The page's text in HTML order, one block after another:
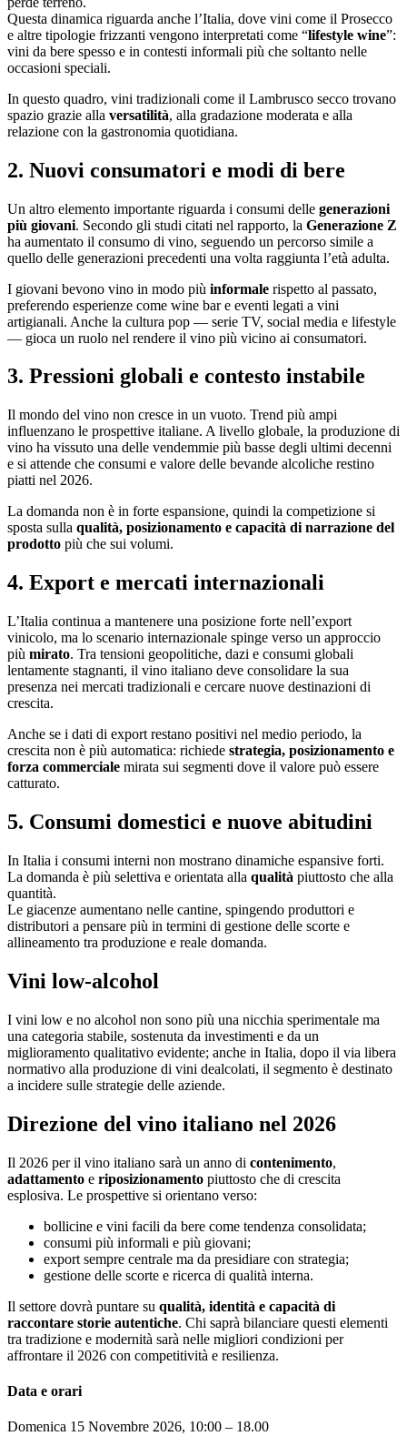
Questa dinamica riguarda anche l’Italia, dove vini come il Prosecco
e altre tipologie frizzanti vengono interpretati come “lifestyle wine”:
vini da bere spesso e in contesti informali più che soltanto nelle
occasioni speciali.
In questo quadro, vini tradizionali come il Lambrusco secco trovano
spazio grazie alla versatilità, alla gradazione moderata e alla
relazione con la gastronomia quotidiana.
2. Nuovi consumatori e modi di bere
Un altro elemento importante riguarda i consumi delle generazioni
più giovani. Secondo gli studi citati nel rapporto, la Generazione Z
ha aumentato il consumo di vino, seguendo un percorso simile a
quello delle generazioni precedenti una volta raggiunta l’età adulta.
I giovani bevono vino in modo più informale rispetto al passato,
preferendo esperienze come wine bar e eventi legati a vini
artigianali. Anche la cultura pop — serie TV, social media e lifestyle
— gioca un ruolo nel rendere il vino più vicino ai consumatori.
3. Pressioni globali e contesto instabile
Il mondo del vino non cresce in un vuoto. Trend più ampi
influenzano le prospettive italiane. A livello globale, la produzione di
vino ha vissuto una delle vendemmie più basse degli ultimi decenni
e si attende che consumi e valore delle bevande alcoliche restino
piatti nel 2026.
La domanda non è in forte espansione, quindi la competizione si
sposta sulla qualità, posizionamento e capacità di narrazione del
prodotto più che sui volumi.
4. Export e mercati internazionali
L’Italia continua a mantenere una posizione forte nell’export
vinicolo, ma lo scenario internazionale spinge verso un approccio
più mirato. Tra tensioni geopolitiche, dazi e consumi globali
lentamente stagnanti, il vino italiano deve consolidare la sua
presenza nei mercati tradizionali e cercare nuove destinazioni di
crescita.
Anche se i dati di export restano positivi nel medio periodo, la
crescita non è più automatica: richiede strategia, posizionamento e
forza commerciale mirata sui segmenti dove il valore può essere
catturato.
5. Consumi domestici e nuove abitudini
In Italia i consumi interni non mostrano dinamiche espansive forti.
La domanda è più selettiva e orientata alla qualità piuttosto che alla
quantità.
Le giacenze aumentano nelle cantine, spingendo produttori e
distributori a pensare più in termini di gestione delle scorte e
allineamento tra produzione e reale domanda.
Vini low-alcohol
I vini low e no alcohol non sono più una nicchia sperimentale ma
una categoria stabile, sostenuta da investimenti e da un
miglioramento qualitativo evidente; anche in Italia, dopo il via libera
normativo alla produzione di vini dealcolati, il segmento è destinato
a incidere sulle strategie delle aziende.
Direzione del vino italiano nel 2026
Il 2026 per il vino italiano sarà un anno di contenimento,
adattamento e riposizionamento piuttosto che di crescita
esplosiva. Le prospettive si orientano verso:
bollicine e vini facili da bere come tendenza consolidata;
consumi più informali e più giovani;
export sempre centrale ma da presidiare con strategia;
gestione delle scorte e ricerca di qualità interna.
Il settore dovrà puntare su qualità, identità e capacità di
raccontare storie autentiche. Chi saprà bilanciare questi elementi
tra tradizione e modernità sarà nelle migliori condizioni per
affrontare il 2026 con competitività e resilienza.
Data e orari
Domenica 15 Novembre 2026, 10:00 – 18.00